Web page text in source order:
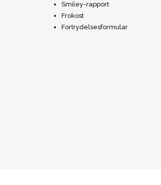
Smiley-rapport
Frokost
Fortrydelsesformular